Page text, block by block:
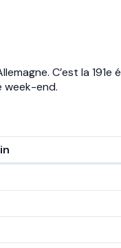
C’est la 191e
week-end.